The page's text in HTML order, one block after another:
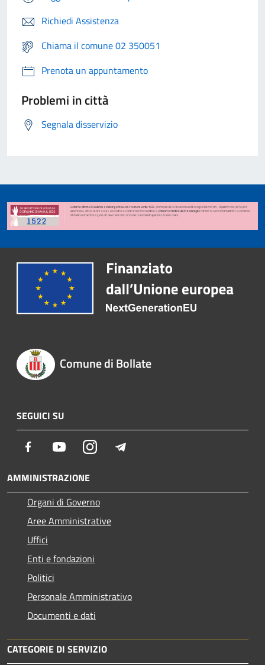
Richiedi Assistenza
Chiama il comune 02 350051
Prenota un appuntamento
Problemi in città
Segnala disservizio
Comune di Bollate
SEGUICI SU
Facebook YoutubeInstagram
AMMINISTRAZIONE
Organi di Governo
Aree Amministrative
Uffici
Enti e fondazioni
Politici
Personale Amministrativo
Documenti e dati
CATEGORIE DI SERVIZIO